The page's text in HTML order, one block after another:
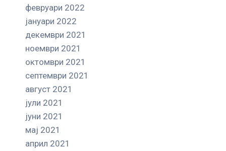
февруари 2022
јануари 2022
декември 2021
ноември 2021
октомври 2021
септември 2021
август 2021
јули 2021
јуни 2021
мај 2021
април 2021